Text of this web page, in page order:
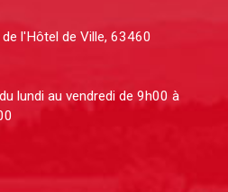
l'Hôtel de Ville, 63460
lundi au vendredi de 9h00 à